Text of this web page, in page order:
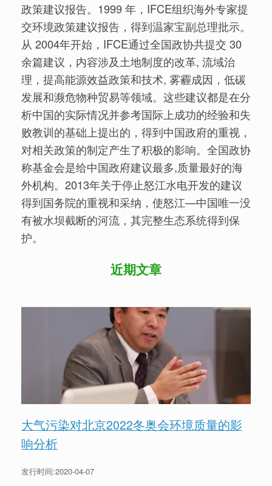
政策建议报告。1999 年，IFCE组织海外专家提
交环境政策建议报告，得到温家宝副总理批示。
从 2004年开始，IFCE通过全国政协共提交 30
余篇建议，内容涉及土地制度的改革, 流域治
理，提高能源效益政策和技术, 雾霾成因，低碳
发展和濒危物种贸易等领域。这些建议都是在分
析中国的实际情况并参考国际上成功的经验和失
败教训的基础上提出的，得到中国政府的重视，
对相关政策的制定产生了积极的影响。全国政协
称基金会是给中国政府建议最多,质量最好的海
外机构。2013年关于停止怒江水电开发的建议
得到国务院的重视和采纳，使怒江—中国唯一没
有被水坝截断的河流，其完整生态系统得到保
护。
近期文章
大气污染对北京2022冬奥会环境质量的影
响分析
发行时间:2020-04-07